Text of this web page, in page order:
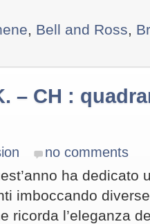
Bell and Ross
– CH :
no comments
ha dedicato
imboccando
ricorda l’eleganza